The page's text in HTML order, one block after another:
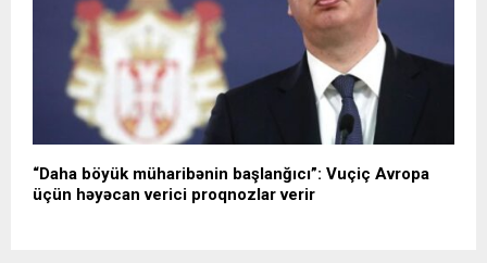
“Daha böyük müharibənin başlanğıcı”: Vuçiç Avropa
üçün həyəcan verici proqnozlar verir